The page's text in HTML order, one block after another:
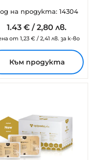
на продукта: 14304
1.43 € /2,80 лв.
от 1,23€ /2,41 лв. за к-во
Към продукта